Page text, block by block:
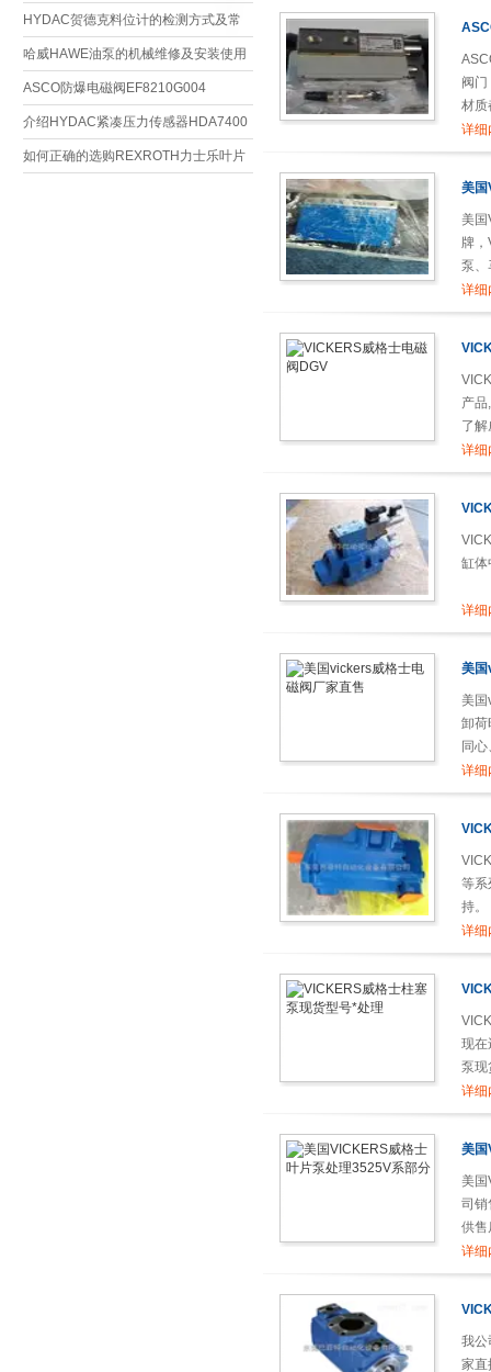
HYDAC贺德克料位计的检测方式及常
用类型
哈威HAWE油泵的机械维修及安装使用
说明
ASCO防爆电磁阀EF8210G004
230/50HZ技术解析
介绍HYDAC紧凑压力传感器HDA7400
系列配置特性
如何正确的选购REXROTH力士乐叶片
阀
材质
铸铁
详细
美国
美国
牌
泵、
详细
产
了
详细
缸体
详细
美
美国
卸荷
同
熟，
心结
详细
等系
持。
市场
详细
现在
泵现
详细
美国
美国
司销
供售
详细
我公
家直